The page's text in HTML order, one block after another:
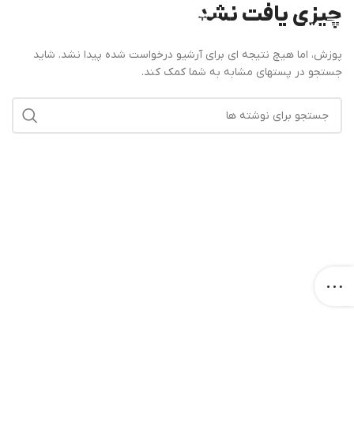
منو
چیزی یافت نشد
پوزش، اما هیچ نتیجه ای برای آرشیو درخواست شده پیدا نشد. شاید
جستجو در پستهای مشابه به شما کمک کند.